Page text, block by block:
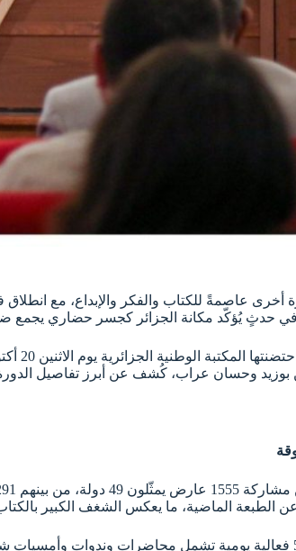
في حدثٍ يُؤكّد مكانة الجزائر كجسر حضاري يجمع
بوزيد وحسان عراب، كُشف عن أبرز تفاصيل
عن الطبعة الماضية، ما يعكس الشغف الكبير